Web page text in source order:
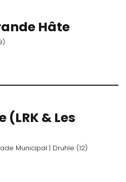
Hâte
(LRK & Les
Municipal | Druhle (12)